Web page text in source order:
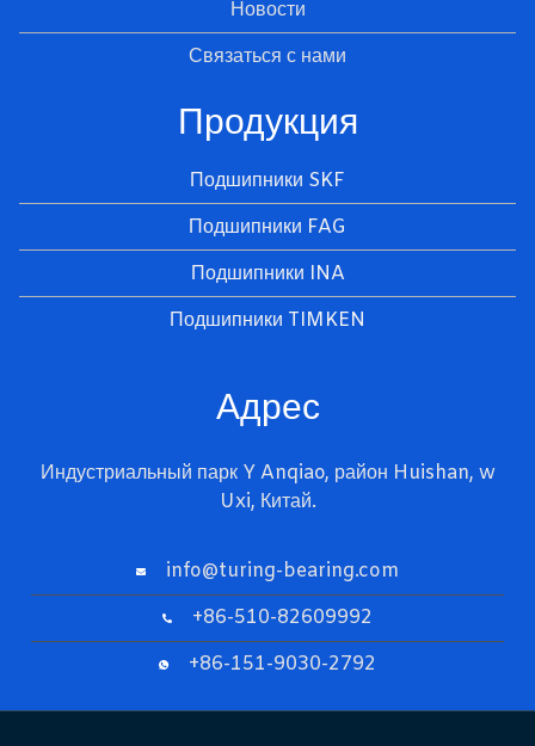
Новости
Связаться с нами
Продукция
Подшипники SKF
Подшипники FAG
Подшипники INA
Подшипники TIMKEN
Адрес
Индустриальный парк Y Anqiao, район Huishan, w
Uxi, Китай.
info@turing-bearing.com
+86-510-82609992
+86-151-9030-2792